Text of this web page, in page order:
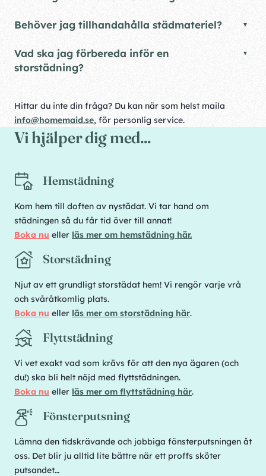
Behöver jag tillhandahålla städmateriel?
Vad ska jag förbereda inför en
storstädning?
Hittar du inte din fråga? Du kan när som helst maila
info@homemaid.se, för personlig service.
Vi hjälper dig med...
Hemstädning
Kom hem till doften av nystädat. Vi tar hand om
städningen så du får tid över till annat!
Boka nu eller läs mer om hemstädning här.
Storstädning
Njut av ett grundligt storstädat hem! Vi rengör varje vrå
och svåråtkomlig plats.
Boka nu eller läs mer om storstädning här.
Flyttstädning
Vi vet exakt vad som krävs för att den nya ägaren (och
du!) ska bli helt nöjd med flyttstädningen.
Boka nu eller läs mer om flyttstädning här.
Fönsterputsning
Lämna den tidskrävande och jobbiga fönsterputsningen åt
oss. Det blir ju alltid lite bättre när ett proffs sköter
putsandet…